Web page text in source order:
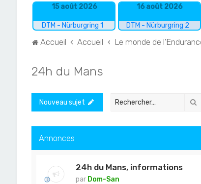
15 août 2026
DTM - Nürburgring 1
16 août 2026
DTM - Nürburgring 2
Accueil Accueil Le monde de
24h du Mans
Nouveau sujet
Annonces
24h du Mans, informations
par Dom-San